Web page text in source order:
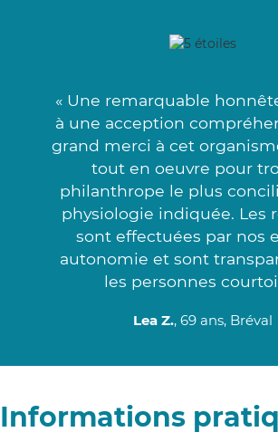
« Une remarquable
à une acception
grand merci à cet
tout en oeuvre pour
philanthrope le plus
physiologie indiquée. Les
sont effectuées par nos
autonomie et sont
les personnes
Lea Z., 69 ans, Bréval
Informations